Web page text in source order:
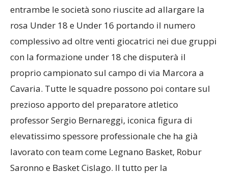
entrambe le società sono riuscite ad allargare la
rosa Under 18 e Under 16 portando il numero
complessivo ad oltre venti giocatrici nei due gruppi
con la formazione under 18 che disputerà il
proprio campionato sul campo di via Marcora a
Cavaria. Tutte le squadre possono poi contare sul
prezioso apporto del preparatore atletico
professor Sergio Bernareggi, iconica figura di
elevatissimo spessore professionale che ha già
lavorato con team come Legnano Basket, Robur
Saronno e Basket Cislago. Il tutto per la